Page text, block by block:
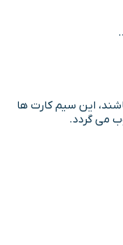
این سیم کارت ها
می گردد.